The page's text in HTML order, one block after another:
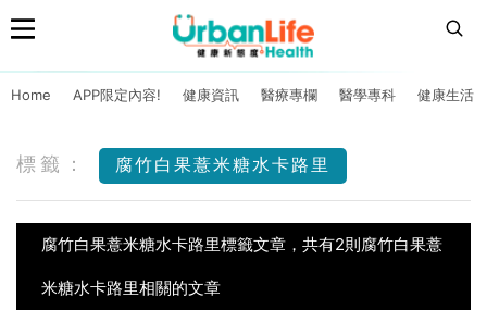
Home APP限定內容! 健康資訊 醫療專欄 醫學專科 健康生活
標籤： 腐竹白果薏米糖水卡路里
腐竹白果薏米糖水卡路里標籤文章，共有2則腐竹白果薏
米糖水卡路里相關的文章